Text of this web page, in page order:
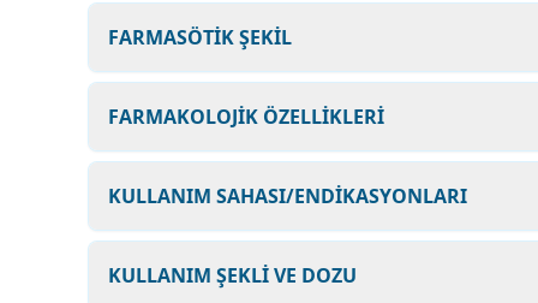
FARMASÖTİK ŞEKİL
FARMAKOLOJİK ÖZELLİKLERİ
KULLANIM SAHASI/ENDİKASYONLARI
KULLANIM ŞEKLİ VE DOZU